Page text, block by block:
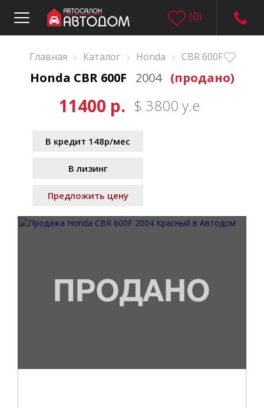
(0)
Главная › Каталог › Honda › CBR 600F
Honda CBR 600F 2004 (продано)
11400 р. $ 3800 у.е
В кредит 148р/мес
В лизинг
Предложить цену